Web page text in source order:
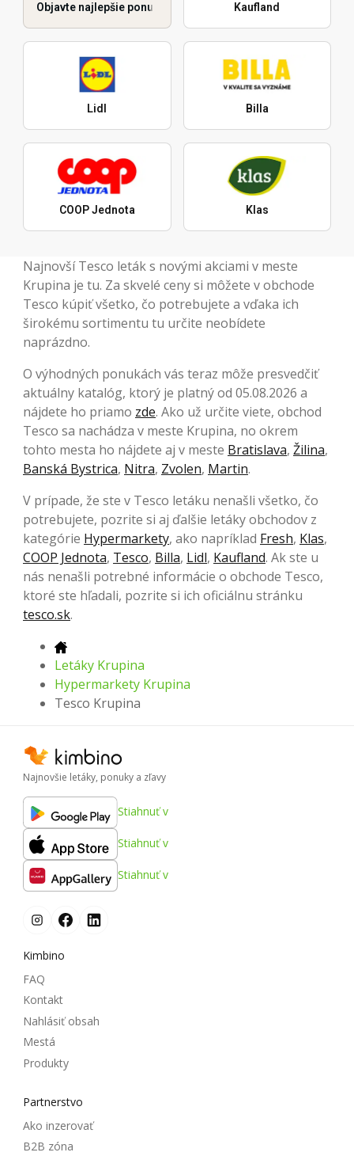
Objavte najlepšie ponuky Kaufland
Lidl Billa
COOP Jednota Klas
Najnovší Tesco leták s novými akciami v meste
Krupina je tu. Za skvelé ceny si môžete v obchode
Tesco kúpiť všetko, čo potrebujete a vďaka ich
širokému sortimentu tu určite neobídete
naprázdno.
O výhodných ponukách vás teraz môže presvedčiť
aktuálny katalóg, ktorý je platný od 05.08.2026 a
nájdete ho priamo zde. Ako už určite viete, obchod
Tesco sa nachádza v meste Krupina, no okrem
tohto mesta ho nájdete aj v meste Bratislava, Žilina,
Banská Bystrica, Nitra, Zvolen, Martin.
V prípade, že ste v Tesco letáku nenašli všetko, čo
potrebujete, pozrite si aj ďalšie letáky obchodov z
kategórie Hypermarkety, ako napríklad Fresh, Klas,
COOP Jednota, Tesco, Billa, Lidl, Kaufland. Ak ste u
nás nenašli potrebné informácie o obchode Tesco,
ktoré ste hľadali, pozrite si ich oficiálnu stránku
tesco.sk.
Letáky Krupina
Hypermarkety Krupina
Tesco Krupina
Najnovšie letáky, ponuky a zľavy
Stiahnuť v
Stiahnuť v
Stiahnuť v
Kimbino
FAQ
Kontakt
Nahlásiť obsah
Mestá
Produkty
Partnerstvo
Ako inzerovať
B2B zóna